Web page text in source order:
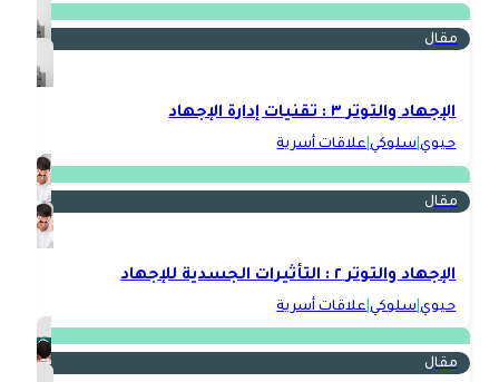
مقال
الإجهاد والتوتر ٣ : تقنيات إدارة الإجهاد
حيوي|سلوكي|علاقات أسرية
مقال
الإجهاد والتوتر ٢ : التأثيرات الجسدية للإجهاد
حيوي|سلوكي|علاقات أسرية
مقال